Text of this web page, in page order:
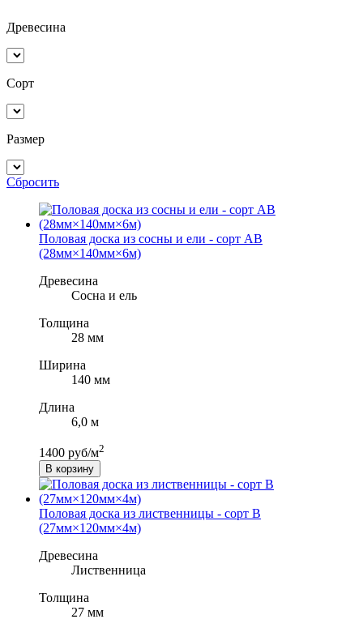
Древесина
Сорт
Размер
Сбросить
Половая доска из сосны и ели - сорт АВ
(28мм×140мм×6м)
Древесина
Сосна и ель
Толщина
28 мм
Ширина
140 мм
Длина
6,0 м
1400 руб/м2
В корзину
Половая доска из лиственницы - сорт B
(27мм×120мм×4м)
Древесина
Лиственница
Толщина
27 мм